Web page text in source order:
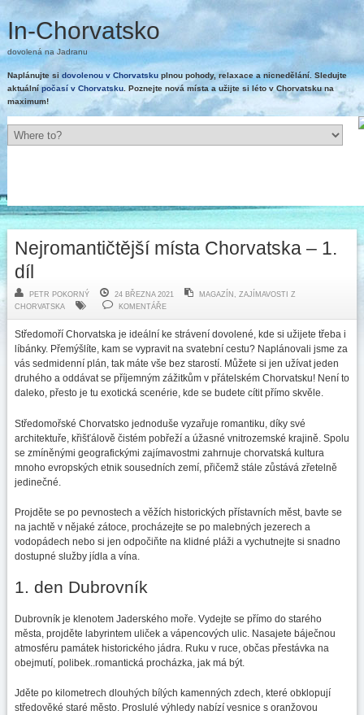
In-Chorvatsko
dovolená na Jadranu
Naplánujte si dovolenou v Chorvatskuplnou pohody, relaxace a nicnedělání. Sledujte
aktuálnípočasí v Chorvatsku. Poznejte nová místa a užijte si léto v Chorvatsku na
maximum!
Nejromantičtější místa Chorvatska – 1.
díl
PETR POKORNÝ 24 BŘEZNA 2021 MAGAZÍN
ZAJÍMAVOSTI Z
CHORVATSKA
KOMENTÁŘE
Středomoří Chorvatska je ideální ke strávení dovolené, kde si užijete třeba i
líbánky. Přemýšlíte, kam se vypravit na svatební cestu? Naplánovali jsme za
vás sedmidenní plán, tak máte vše bez starostí. Můžete si jen užívat jeden
druhého a oddávat se příjemným zážitkům v přátelském Chorvatsku! Není to
daleko, přesto je tu exotická scenérie, kde se budete cítit přímo skvěle.
Středomořské Chorvatsko jednoduše vyzařuje romantiku, díky své
architektuře, křišťálově čistém pobřeží a úžasné vnitrozemské krajině. Spolu
se zmíněnými geografickými zajímavostmi zahrnuje chorvatská kultura
mnoho evropských etnik sousedních zemí, přičemž stále zůstává zřetelně
jedinečné.
Projděte se po pevnostech a věžích historických přístavních měst, bavte se
na jachtě v nějaké zátoce, procházejte se po malebných jezerech a
vodopádech nebo si jen odpočiňte na klidné pláži a vychutnejte si snadno
dostupné služby jídla a vína.
1. den Dubrovník
Dubrovník je klenotem Jaderského moře. Vydejte se přímo do starého
města, projděte labyrintem uliček a vápencových ulic. Nasajete báječnou
atmosféru památek historického jádra. Ruku v ruce, občas přestávka na
obejmutí, polibek..romantická procházka, jak má být.
Jděte po kilometrech dlouhých bílých kamenných zdech, které obklopují
středověké staré město. Proslulé výhledy nabízí vesnice s oranžovou